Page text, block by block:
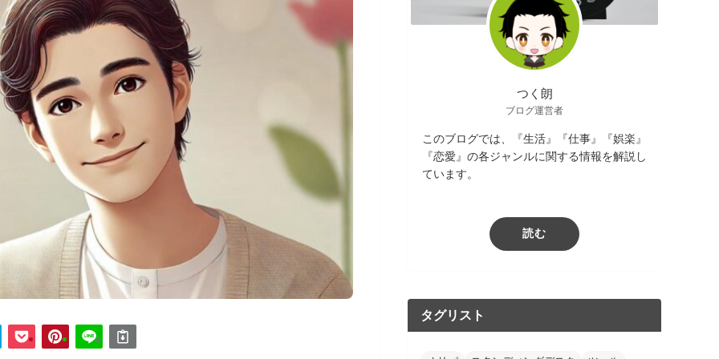
つく朗
ブログ運営者
このブログでは、『生活』『仕事』『娯楽』
『恋愛』の各ジャンルに関する情報を解説し
ています。
読む
タグリスト